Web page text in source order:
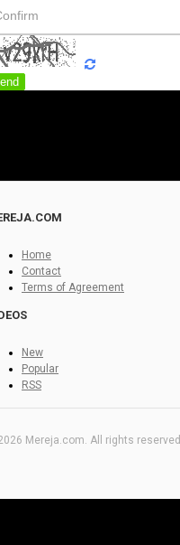
Home
Contact
Terms of Agreement
New
Popular
RSS
Mereja.com. All rights reserved